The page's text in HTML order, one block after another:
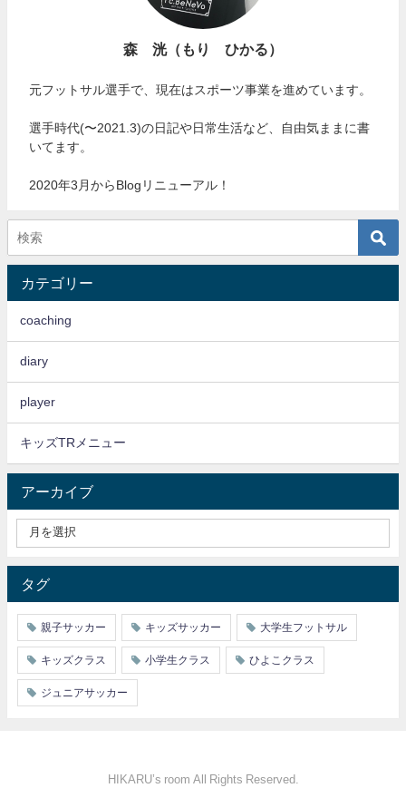
森 洸（もり ひかる）
元フットサル選手で、現在はスポーツ事業を進めています。
選手時代(〜2021.3)の日記や日常生活など、自由気ままに書
いてます。
2020年3月からBlogリニューアル！
カテゴリー
coaching
diary
player
キッズTRメニュー
アーカイブ
タグ
親子サッカー キッズサッカー 大学生フットサル
キッズクラス 小学生クラス ひよこクラス
ジュニアサッカー
HIKARU’s room All Rights Reserved.